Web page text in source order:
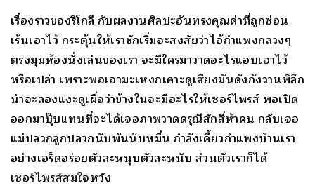
เรื่องราวของริโกลี กับผลงานศิลปะอันทรงคุณค่าที่ถูกซ่อน
เร้นเอาไว้ กระตุ้นให้เราชักเริ่มจะสงสัยว่าไอ้กำแพงกลวงๆ
ตรงมุมห้องนั่งเล่นของเรา จะมีใครมาวาดอะไรแอบเอาไว้
หรือเปล่า เพราะพอเอามะเหงกเคาะดูเสียงมันดังกังวานพิลึก
น่าจะลองแงะดูเผื่อว่าข้างในจะมีอะไรให้เซอร์ไพรส์ พอเปิด
ออกมาปุ๊บแทนที่จะได้เจอภาพวาดดรุณีสักสี่ห้าคน กลับเจอ
แม่ปลวกลูกปลวกนับพันนับหมื่น กำลังเคี้ยวกำแพงบ้านเรา
อย่างเอร็ดอร่อยตัวละหนุบตัวละหนับ ส่วนตัวเราก็ได้
เซอร์ไพรส์สมใจหวัง